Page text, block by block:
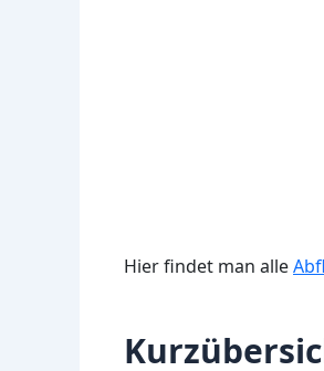
Hier findet man alle